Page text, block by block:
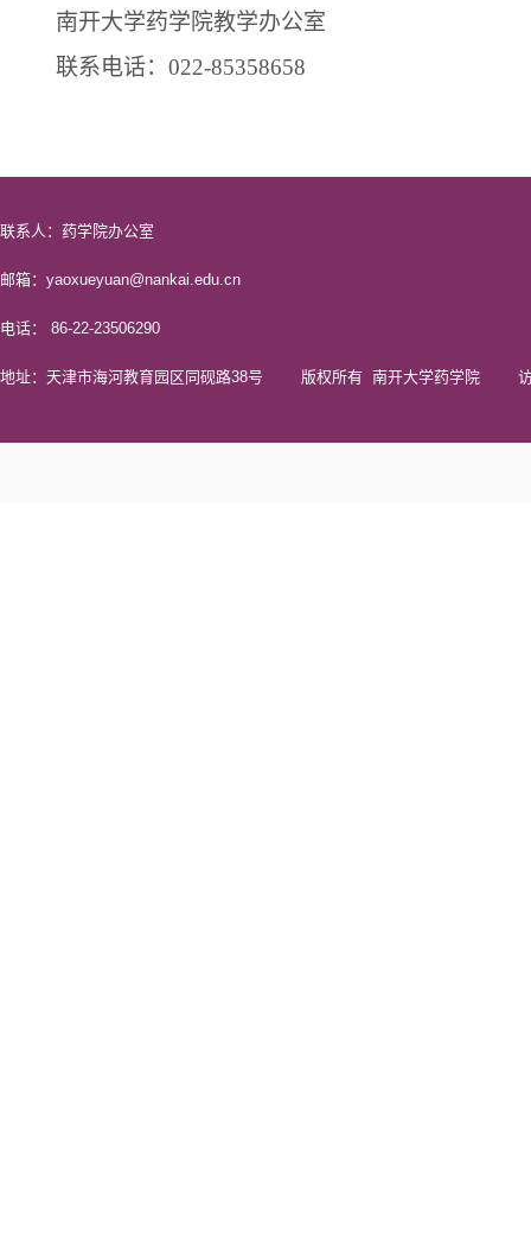
南开大学药学院教学办公室
联系电话： 022-85358658
联系人：药学院办公室
邮箱：yaoxueyuan@nankai.edu.cn
电话： 86-22-23506290
地址：天津市海河教育园区同砚路38号 版权所有 南开大学药学院 访